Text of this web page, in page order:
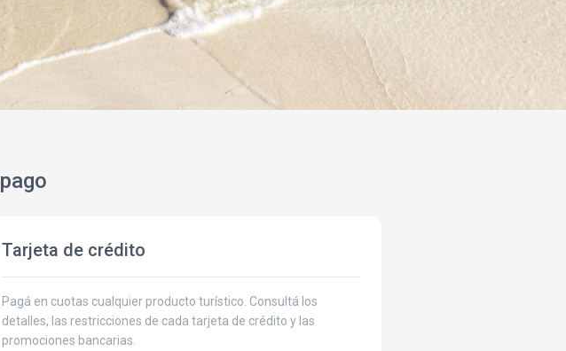
Tarjeta de crédito
Pagá en cuotas cualquier producto turístico. Consultá los
detalles, las restricciones de cada tarjeta de crédito y las
promociones bancarias.